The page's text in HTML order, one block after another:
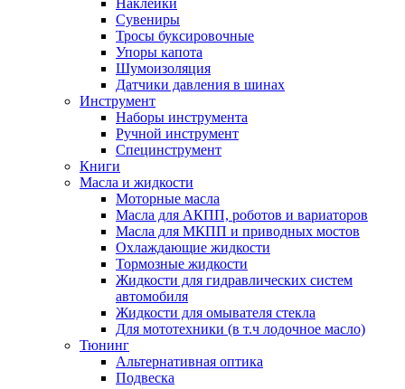
Наклейки
Сувениры
Тросы буксировочные
Упоры капота
Шумоизоляция
Датчики давления в шинах
Инструмент
Наборы инструмента
Ручной инструмент
Специнструмент
Книги
Масла и жидкости
Моторные масла
Масла для АКПП, роботов и вариаторов
Масла для МКПП и приводных мостов
Охлаждающие жидкости
Тормозные жидкости
Жидкости для гидравлических систем
автомобиля
Жидкости для омывателя стекла
Для мототехники (в т.ч лодочное масло)
Тюнинг
Альтернативная оптика
Подвеска